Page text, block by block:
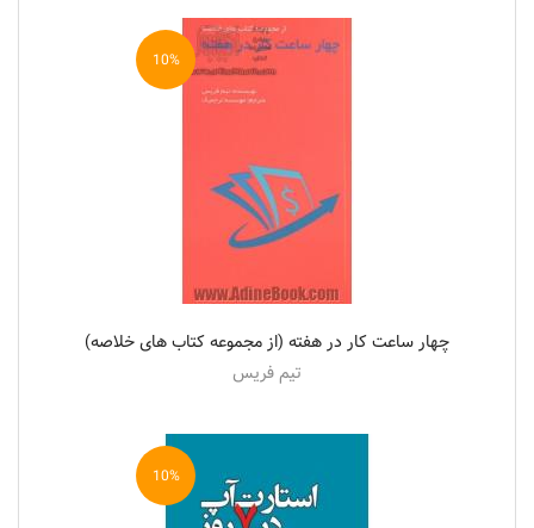
10%
چهار ساعت کار در هفته (از مجموعه کتاب های خلاصه)
تیم فریس
10%